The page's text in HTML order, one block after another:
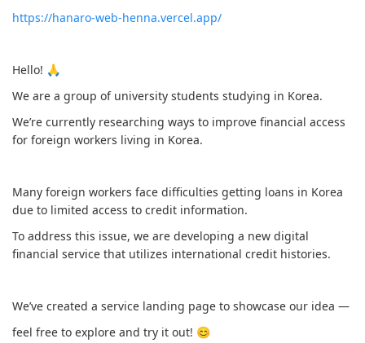
https://hanaro-web-henna.vercel.app/
Hello! 🙏
We are a group of university students studying in Korea.
We’re currently researching ways to improve financial access
for foreign workers living in Korea.
Many foreign workers face difficulties getting loans in Korea
due to limited access to credit information.
To address this issue, we are developing a new digital
financial service that utilizes international credit histories.
We’ve created a service landing page to showcase our idea —
feel free to explore and try it out! 😊